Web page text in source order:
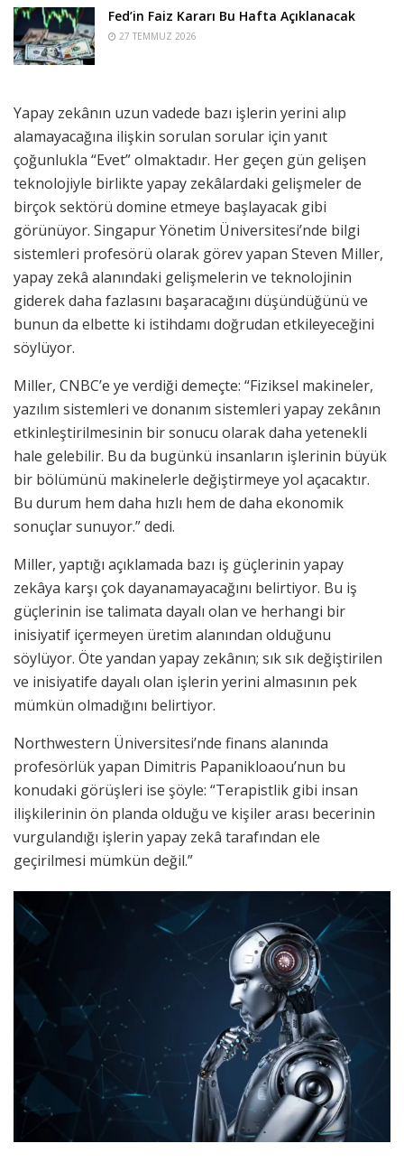
Fed’in Faiz Kararı Bu Hafta Açıklanacak
27 TEMMUZ 2026
Yapay zekânın uzun vadede bazı işlerin yerini alıp
alamayacağına ilişkin sorulan sorular için yanıt
çoğunlukla “Evet” olmaktadır. Her geçen gün gelişen
teknolojiyle birlikte yapay zekâlardaki gelişmeler de
birçok sektörü domine etmeye başlayacak gibi
görünüyor. Singapur Yönetim Üniversitesi’nde bilgi
sistemleri profesörü olarak görev yapan Steven Miller,
yapay zekâ alanındaki gelişmelerin ve teknolojinin
giderek daha fazlasını başaracağını düşündüğünü ve
bunun da elbette ki istihdamı doğrudan etkileyeceğini
söylüyor.
Miller, CNBC’e ye verdiği demeçte: “Fiziksel makineler,
yazılım sistemleri ve donanım sistemleri yapay zekânın
etkinleştirilmesinin bir sonucu olarak daha yetenekli
hale gelebilir. Bu da bugünkü insanların işlerinin büyük
bir bölümünü makinelerle değiştirmeye yol açacaktır.
Bu durum hem daha hızlı hem de daha ekonomik
sonuçlar sunuyor.” dedi.
Miller, yaptığı açıklamada bazı iş güçlerinin yapay
zekâya karşı çok dayanamayacağını belirtiyor. Bu iş
güçlerinin ise talimata dayalı olan ve herhangi bir
inisiyatif içermeyen üretim alanından olduğunu
söylüyor. Öte yandan yapay zekânın; sık sık değiştirilen
ve inisiyatife dayalı olan işlerin yerini almasının pek
mümkün olmadığını belirtiyor.
Northwestern Üniversitesi’nde finans alanında
profesörlük yapan Dimitris Papanikloaou’nun bu
konudaki görüşleri ise şöyle: “Terapistlik gibi insan
ilişkilerinin ön planda olduğu ve kişiler arası becerinin
vurgulandığı işlerin yapay zekâ tarafından ele
geçirilmesi mümkün değil.”